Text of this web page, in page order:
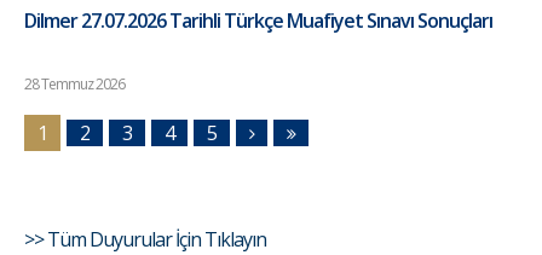
Dilmer 27.07.2026 Tarihli Türkçe Muafiyet Sınavı Sonuçları
28 Temmuz 2026
1 2 3 4 5
>> Tüm Duyurular İçin Tıklayın